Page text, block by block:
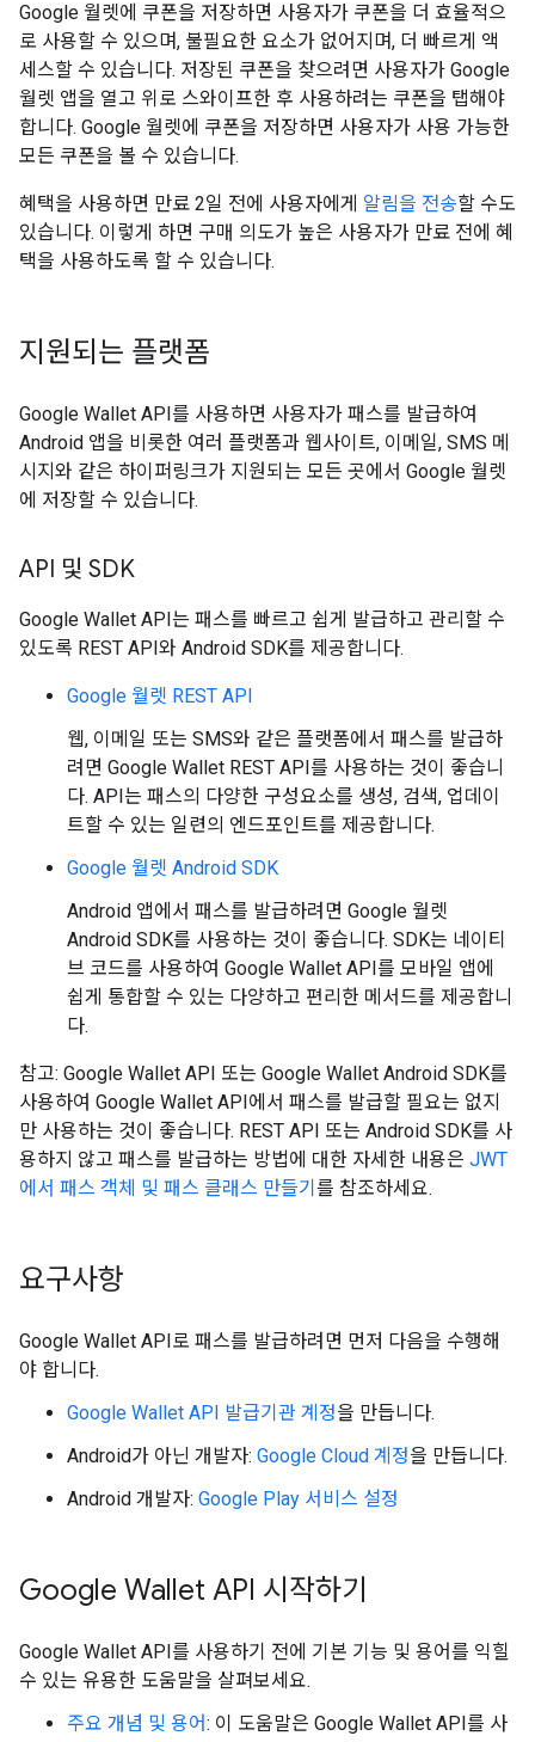
Google 월렛에 쿠폰을 저장하면 사용자가 쿠폰을 더 효율적으
로 사용할 수 있으며, 불필요한 요소가 없어지며, 더 빠르게 액
세스할 수 있습니다. 저장된 쿠폰을 찾으려면 사용자가 Google
월렛 앱을 열고 위로 스와이프한 후 사용하려는 쿠폰을 탭해야
합니다. Google 월렛에 쿠폰을 저장하면 사용자가 사용 가능한
모든 쿠폰을 볼 수 있습니다.
혜택을 사용하면 만료 2일 전에 사용자에게 알림을 전송할 수도
있습니다. 이렇게 하면 구매 의도가 높은 사용자가 만료 전에 혜
택을 사용하도록 할 수 있습니다.
지원되는 플랫폼
Google Wallet API를 사용하면 사용자가 패스를 발급하여
Android 앱을 비롯한 여러 플랫폼과 웹사이트, 이메일, SMS 메
시지와 같은 하이퍼링크가 지원되는 모든 곳에서 Google 월렛
에 저장할 수 있습니다.
API 및 SDK
Google Wallet API는 패스를 빠르고 쉽게 발급하고 관리할 수
있도록 REST API와 Android SDK를 제공합니다.
Google 월렛 REST API
웹, 이메일 또는 SMS와 같은 플랫폼에서 패스를 발급하
려면 Google Wallet REST API를 사용하는 것이 좋습니
다. API는 패스의 다양한 구성요소를 생성, 검색, 업데이
트할 수 있는 일련의 엔드포인트를 제공합니다.
Google 월렛 Android SDK
Android 앱에서 패스를 발급하려면 Google 월렛
Android SDK를 사용하는 것이 좋습니다. SDK는 네이티
브 코드를 사용하여 Google Wallet API를 모바일 앱에
쉽게 통합할 수 있는 다양하고 편리한 메서드를 제공합니
다.
참고: Google Wallet API 또는 Google Wallet Android SDK를
사용하여 Google Wallet API에서 패스를 발급할 필요는 없지
만 사용하는 것이 좋습니다. REST API 또는 Android SDK를 사
용하지 않고 패스를 발급하는 방법에 대한 자세한 내용은 JWT
에서 패스 객체 및 패스 클래스 만들기 를 참조하세요.
요구사항
Google Wallet API로 패스를 발급하려면 먼저 다음을 수행해
야 합니다.
Google Wallet API 발급기관 계정을 만듭니다.
Android가 아닌 개발자: Google Cloud 계정을 만듭니다.
Android 개발자: Google Play 서비스 설정
Google Wallet API 시작하기
Google Wallet API를 사용하기 전에 기본 기능 및 용어를 익힐
수 있는 유용한 도움말을 살펴보세요.
주요 개념 및 용어: 이 도움말은 Google Wallet API를 사